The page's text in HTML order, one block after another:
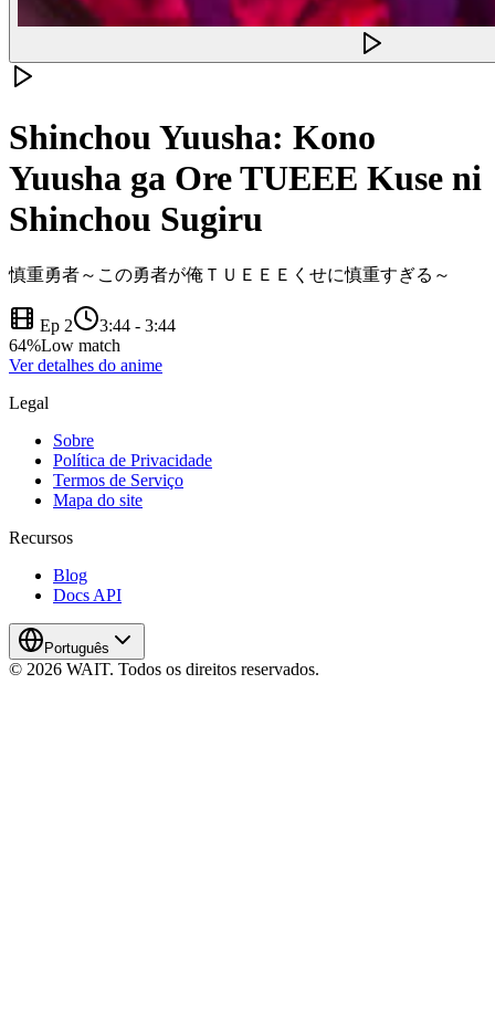
Shinchou Yuusha: Kono
Yuusha ga Ore TUEEE Kuse ni
Shinchou Sugiru
慎重勇者～この勇者が俺ＴＵＥＥＥくせに慎重すぎる～
Ep 2 3:44 - 3:44
64%Low match
Ver detalhes do anime
Legal
Sobre
Política de Privacidade
Termos de Serviço
Mapa do site
Recursos
Blog
Docs API
Português
© 2026 WAIT. Todos os direitos reservados.